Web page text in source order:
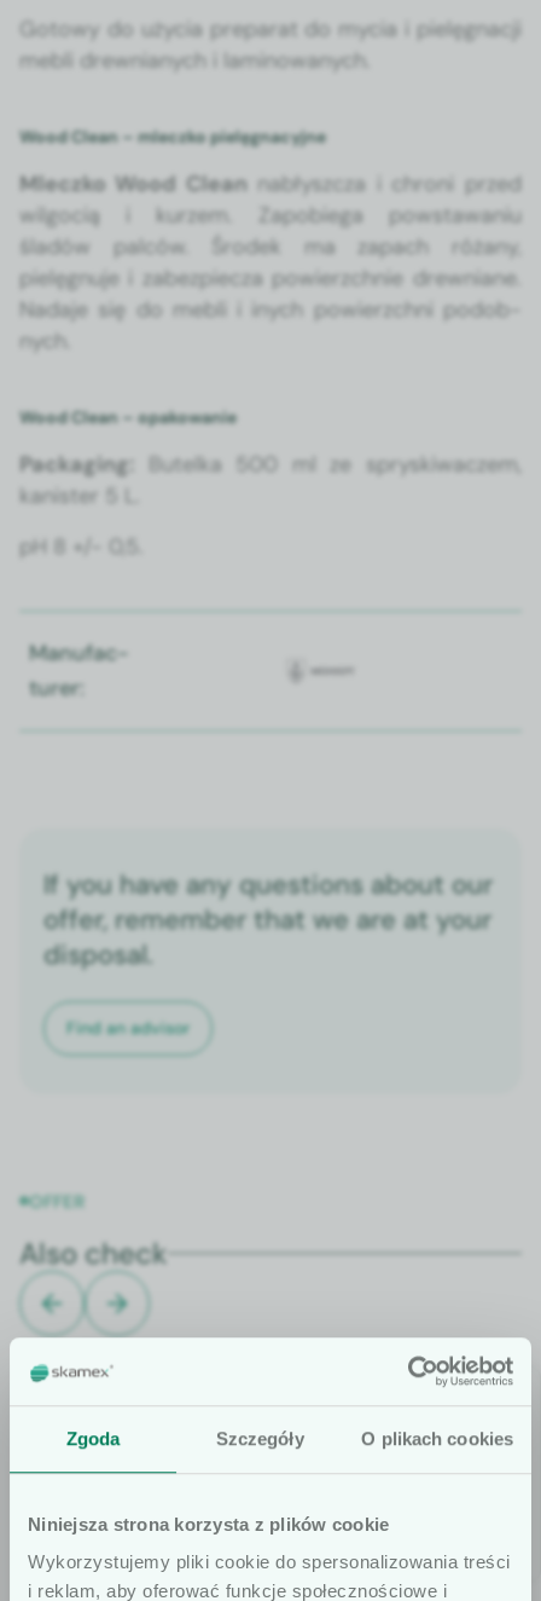
Zgoda Szczegóły O plikach cookies
Niniejsza strona korzysta z plików cookie
Wykorzystujemy pliki cookie do spersonalizowania treści
i reklam, aby oferować funkcje społecznościowe i
Gotowy do uży­cia preparat do mycia i pielę­gnacji
mebli drew­ni­anych i laminowanych.
Wood Clean – mleczko pielęgnacyjne
Mleczko Wood Cleannabłyszcza i chroni przed
wilgo­cią i kurzem. Zapo­b­ie­ga pow­stawa­niu
śladów pal­ców. Środek ma zapach różany,
pielęgnu­je i zabez­piecza powierzch­nie drew­ni­ane.
Nada­je się do mebli i inych powierzch­ni podob­
nych.
Wood Clean – opakowanie
Pack­ag­ing:
Butel­ka 500 ml ze spryski­waczem,
kanis­ter 5 L.
pH 8 +/- 0,5.
Man­u­fac­
tur­er:
If you have any questions about our
offer, remember that we are at your
disposal.
Find an advi­sor
OFFER
Also check